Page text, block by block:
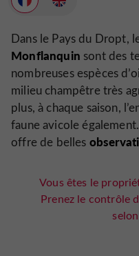
Dans le Pays du Dropt,
Monflanquin sont des
nombreuses espèces
milieu champêtre très
plus, à chaque saison,
faune avicole
offre de belles
Vous êtes le
Prenez le contrôle